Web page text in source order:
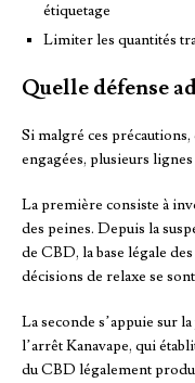
étiquetage
Limiter les quantités
Quelle défense
Si malgré ces
engagées, plusieurs
La première consiste à
des peines. Depuis la
de CBD, la base légale
décisions de relaxe se
La seconde s’appuie sur la
l’arrêt Kanavape, qui
du CBD légalement